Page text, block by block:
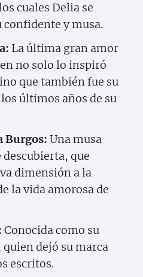
cuales Delia se
y musa.
La última gran amor
no solo lo inspiró
que también fue su
últimos años de su
Burgos: Una musa
que
dimensión a la
la vida amorosa de
Conocida como su
dejó su marca
escritos.